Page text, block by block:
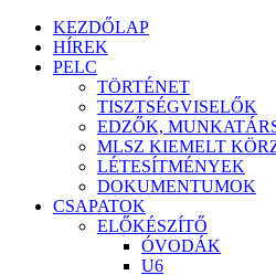
KEZDŐLAP
HÍREK
PELC
TÖRTÉNET
TISZTSÉGVISELŐK
EDZŐK,
MLSZ KIEMELT
LÉTESÍTMÉNYEK
DOKUMENTUMOK
CSAPATOK
ELŐKÉSZÍTŐ
ÓVODÁK
U6